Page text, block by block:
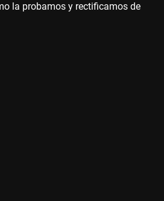
la probamos y rectificamos de